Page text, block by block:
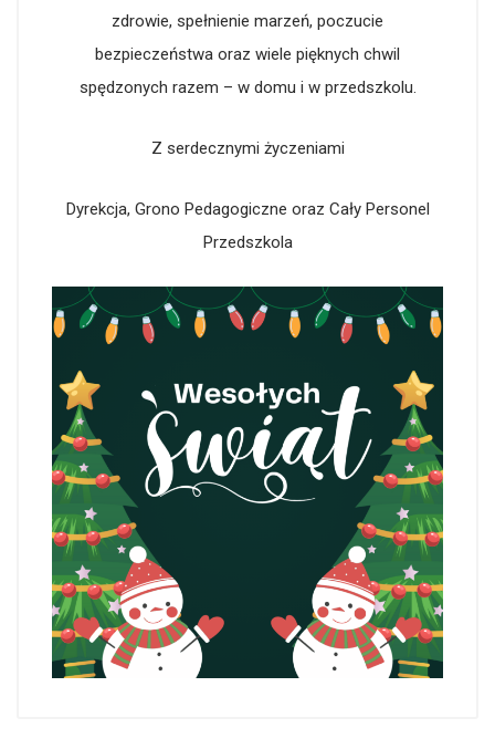
zdrowie, spełnienie marzeń, poczucie
bezpieczeństwa oraz wiele pięknych chwil
spędzonych razem – w domu i w przedszkolu.
Z serdecznymi życzeniami
Dyrekcja, Grono Pedagogiczne oraz Cały Personel
Przedszkola